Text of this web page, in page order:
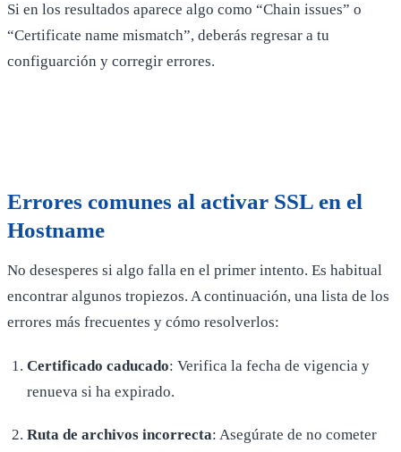
Si en los resultados aparece algo como “Chain issues” o
“Certificate name mismatch”, deberás regresar a tu
configuarción y corregir errores.
Errores comunes al activar SSL en el
Hostname
No desesperes si algo falla en el primer intento. Es habitual
encontrar algunos tropiezos. A continuación, una lista de los
errores más frecuentes y cómo resolverlos:
Certificado caducado: Verifica la fecha de vigencia y
renueva si ha expirado.
Ruta de archivos incorrecta: Asegúrate de no cometer